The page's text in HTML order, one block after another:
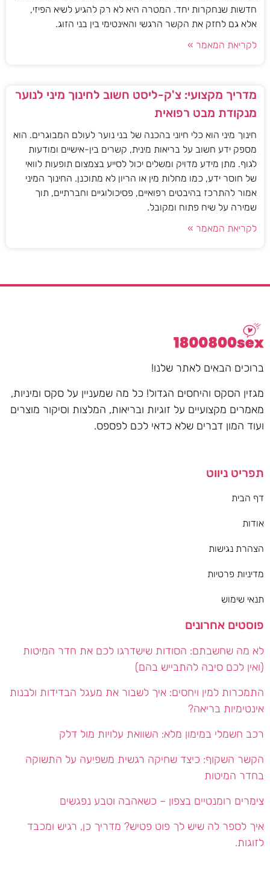
חדשות שנחקרות יחד. המטרה היא לא רק להגיע לשיא הפיזי,
אלא גם לחזק את הקשר הרגשי והאינטימי בין בני הזוג.
לקריאת המאמר »
מדריך מקצועי: צ'ק-ליסט חשוב לחינוך מיני לנוער
מנקודת מבט רפואית
חינוך מיני הוא כלי חיוני בהכנה של בני נוער לעולם המבוגרים. הוא
מספק ידע חשוב על בריאות מינית, קשרים בין-אישיים ומודעות
לגוף. מתן מידע מדויק ומשלים יכול לסייע בצמצום תופעות לוואי
של חוסר ידע, כמו מחלות מין או הריון לא מתוכנן. החינוך המיני
אמור להתרכז בהיבטים רפואיים, פסיכולוגיים וחברתיים, תוך
שמירה על שיח פתוח ומקובל.
לקריאת המאמר »
ברוכים הבאים לאתר שלנו!
מגזין הסקס והיחסים הגדול! כל מה שמעניין על סקס ומיניות,
מאמרים מקצועיים על זוגיות ובריאות, המלצות וסיקור מוצרים
ועוד המון דברים שלא כדאי לכם לפספס.
תפריט ניווט
דף הבית
אודות
הצהרת נגישות
מדיניות פרטיות
תנאי שימוש
פוסטים אחרונים
לא מה שחשבתם: הסודות שישדרגו לכם את חדר המיטות
(ואין לכם סיבה להתבייש בהם)
התמכרות למין ויחסים: איך לשבור את מעגל הבדידות ולבנות
אינטימיות בריאה?
רכב חשמלי במימון מלא: השוואת עלויות מול דלק
הקשר השקוף: כיצד שחיקה רגשית משפיעה על התשוקה
בחדר המיטות
צימרים רומנטיים בצפון – כשאהבה וטבע נפגשים
איך לספר לה שיש לך פוט פטיש? מדריך כן, רגיש ומכבד
לזוגות.